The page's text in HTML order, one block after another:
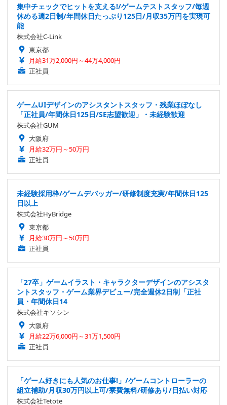
集中チェックでヒットを支える!/ゲームテストスタッフ/毎週
休める週2日制/年間休日たっぷり125日/月収35万円を実現可
能
株式会社C-Link
東京都
月給31万2,000円～44万4,000円
正社員
ゲームUIデザインのアシスタントスタッフ・残業ほぼなし
「正社員/年間休日125日/SE志望歓迎」・未経験歓迎
株式会社GUM
大阪府
月給32万円～50万円
正社員
未経験採用枠/ゲームデバッガー/研修制度充実/年間休日125
日以上
株式会社HyBridge
東京都
月給30万円～50万円
正社員
「27卒」ゲームイラスト・キャラクターデザインのアシスタ
ントスタッフ・ゲーム業界デビュー/完全週休2日制「正社
員・年間休日14
株式会社キソシン
大阪府
月給22万6,000円～31万1,500円
正社員
「ゲーム好きにも人気のお仕事!」/ゲームコントローラーの
組立補助/月収30万円以上可/寮費無料/研修あり/日払い対応
株式会社Tetote